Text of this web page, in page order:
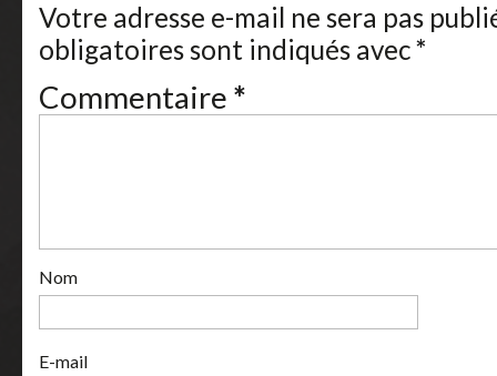
Votre adresse e-mail ne sera pas
obligatoires sont indiqués avec*
Commentaire *
Nom
E-mail